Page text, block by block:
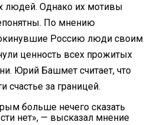
людей. Однако их мотивы
По мнению
Россию люди своим
ценность всех прожитых
Юрий Башмет считает, что
счастье за границей.
больше нечего сказать
нет», — высказал мнение